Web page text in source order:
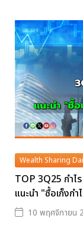
Wealth Sharing
TOP 3Q25 กำไ
แนะนำ "ซื้อเก็งกำ
10 พฤศจิกายน